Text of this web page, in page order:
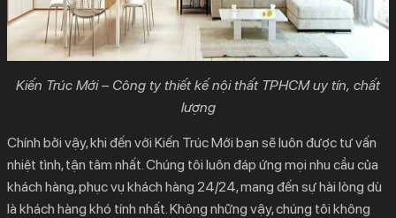
Kiến Trúc Mới – Công ty thiết kế nội thất TPHCM uy tín, chất
lượng
Chính bởi vậy, khi đến với Kiến Trúc Mới bạn sẽ luôn được tư vấn
nhiệt tình, tận tâm nhất. Chúng tôi luôn đáp ứng mọi nhu cầu của
khách hàng, phục vụ khách hàng 24/24, mang đến sự hài lòng dù
là khách hàng khó tính nhất. Không những vậy, chúng tôi không